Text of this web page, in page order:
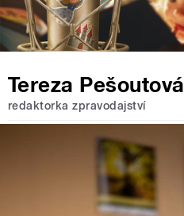
Tereza Pešoutová
redaktorka zpravodajství